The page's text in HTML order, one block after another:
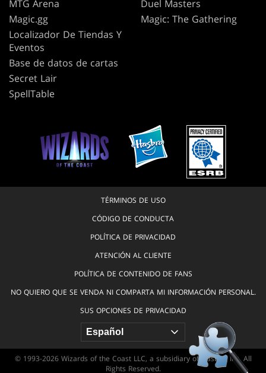
MTG Arena
Magic.gg
Localizador De Tiendas Y
Eventos
Base de datos de cartas
Secret Lair
SpellTable
Duel Masters
Magic: The Gathering
TÉRMINOS DE USO
CÓDIGO DE CONDUCTA
POLÍTICA DE PRIVACIDAD
ATENCIÓN AL CLIENTE
POLÍTICA DE CONTENIDO DE FANS
NO QUIERO QUE SE VENDA NI COMPARTA MI INFORMACIÓN PERSONAL.
SUS OPCIONES DE PRIVACIDAD
© 1993-2026 Wizards of the Coast LLC, a subsidiary of Hasbro, Inc. All
Rights Reserved.